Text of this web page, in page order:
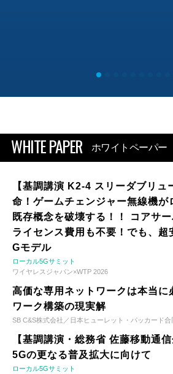
WHITE PAPER ホワイトペーパー
【基調講演 K2-4 スリーダブリュ
命！ゲームチェンジャー無線機が
既存概念を破壊する！！ コアサ
ライセンス費用も不要！でも、
Gモデル
ローカル5Gサミット
ワイヤレスジャパン×WTP 2026
高価な専用ネットワークは本当に
ワーク構築の現実解
SB C&S株式会社／日本ヒューレット・パッカード合
【基調講演・総務省 佐藤移動通
5Gの更なる普及拡大に向けて
ローカル5Gサミット